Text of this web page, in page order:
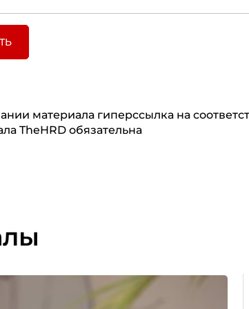
материала гиперссылка на
TheHRD обязательна